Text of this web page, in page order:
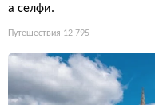
а селфи.
Путешествия 12 795